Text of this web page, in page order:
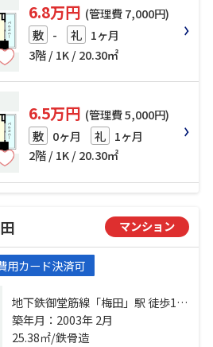
6.8万円 (管理費 7,000円)
敷 - 礼 1ヶ月
3階 / 1K / 20.30㎡
6.5万円 (管理費 5,000円)
敷 0ヶ月 礼 1ヶ月
2階 / 1K / 20.30㎡
マンション
用カード決済可
地下鉄御堂筋線「梅田」駅 徒歩15
分 地下鉄御堂筋線「中津」駅 徒歩7
分 地下鉄谷町線「中崎町」駅 徒歩
築年月：2003年 2月
25.38㎡/鉄骨造